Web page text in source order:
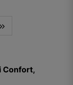
Confort,